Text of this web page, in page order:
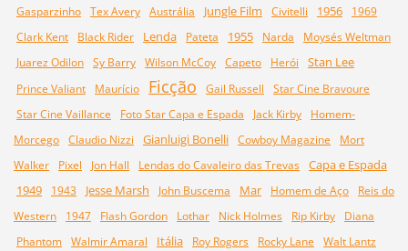
Gasparzinho Tex Avery Austrália Jungle Film Civitelli 1956
1969
Clark Kent
Black Rider Lenda Pateta 1955 Narda
Moysés Weltman
Juarez Odilon Sy Barry Wilson McCoy Capeto Herói Stan Lee
Prince Valiant Maurício Ficção Gail Russell
Star Cine Bravoure
Star Cine Vaillance
Foto Star Capa e Espada Jack Kirby
Homem-
Morcego Claudio Nizzi Gianluigi Bonelli Cowboy Magazine
Mort
Walker
Pixel Jon Hall Lendas do Cavaleiro das Trevas Capa e Espada
1949
1943 Jesse Marsh John Buscema Mar Homem de Aço
Reis do
Western
1947 Flash Gordon Lothar Nick Holmes Rip Kirby
Diana
Phantom Walmir Amaral Itália Roy Rogers Rocky Lane
Walt Lantz